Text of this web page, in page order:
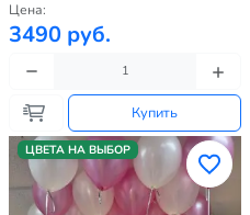
Цена:
3490 руб.
Купить
ЦВЕТА НА ВЫБОР